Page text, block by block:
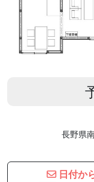
長野県
日付か